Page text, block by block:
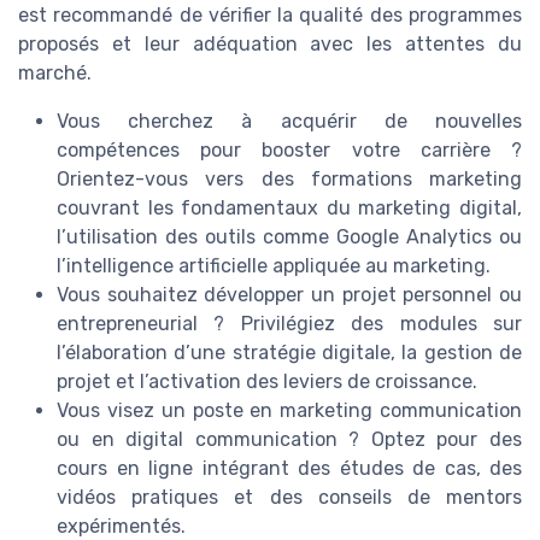
est recommandé de vérifier la qualité des programmes
proposés et leur adéquation avec les attentes du
marché.
Vous cherchez à acquérir de nouvelles
compétences pour booster votre carrière ?
Orientez-vous vers des formations marketing
couvrant les fondamentaux du marketing digital,
l’utilisation des outils comme Google Analytics ou
l’intelligence artificielle appliquée au marketing.
Vous souhaitez développer un projet personnel ou
entrepreneurial ? Privilégiez des modules sur
l’élaboration d’une stratégie digitale, la gestion de
projet et l’activation des leviers de croissance.
Vous visez un poste en marketing communication
ou en digital communication ? Optez pour des
cours en ligne intégrant des études de cas, des
vidéos pratiques et des conseils de mentors
expérimentés.